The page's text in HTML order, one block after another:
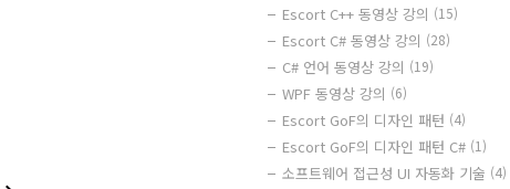
Escort C++ 동영상 강의 (15)
Escort C# 동영상 강의 (28)
C# 언어 동영상 강의 (19)
WPF 동영상 강의 (6)
Escort GoF의 디자인 패턴 (4)
Escort GoF의 디자인 패턴 C# (1)
소프트웨어 접근성 UI 자동화 기술 (4)